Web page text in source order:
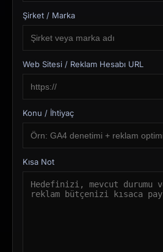
Şirket / Marka
Web Sitesi / Reklam Hesabı URL
Konu / İhtiyaç
Kısa Not